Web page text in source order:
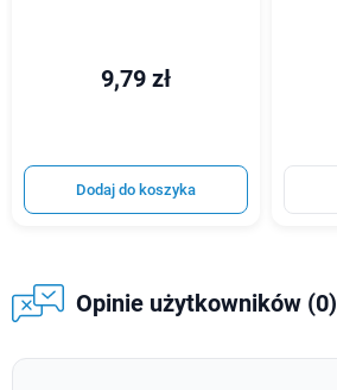
9,79 zł
Dodaj do koszyka
Opinie użytkowników (0)